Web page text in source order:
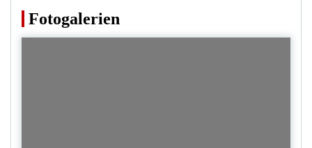
Fotogalerien